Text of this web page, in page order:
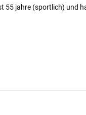
55 jahre (sportlich)